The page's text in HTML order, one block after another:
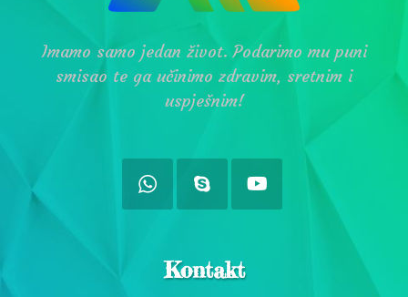
Imamo samo jedan život. Podarimo mu puni
smisao te ga učinimo zdravim, sretnim i
uspješnim!
Kontakt